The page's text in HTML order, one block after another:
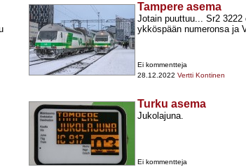
Tampere asema
Jotain puuttuu... Sr2
ykköspään numeronsa ja
Ei kommentteja
28.12.2022 Vertti Kontinen
Turku asema
Jukolajuna.
Ei kommentteja